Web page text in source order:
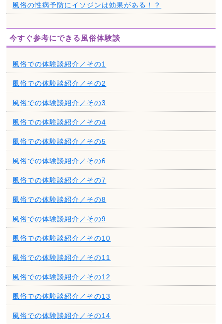
風俗の性病予防にイソジンは効果がある！？
今すぐ参考にできる風俗体験談
風俗での体験談紹介／その1
風俗での体験談紹介／その2
風俗での体験談紹介／その3
風俗での体験談紹介／その4
風俗での体験談紹介／その5
風俗での体験談紹介／その6
風俗での体験談紹介／その7
風俗での体験談紹介／その8
風俗での体験談紹介／その9
風俗での体験談紹介／その10
風俗での体験談紹介／その11
風俗での体験談紹介／その12
風俗での体験談紹介／その13
風俗での体験談紹介／その14